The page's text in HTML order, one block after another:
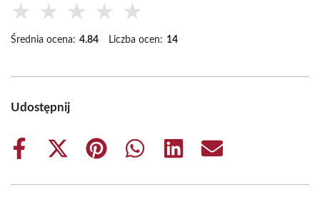
★ ★ ★ ★ ★
Średnia ocena: 4.84 Liczba ocen: 14
Udostępnij
Share
Share
(Twitter)
Share
Share
Share
Share